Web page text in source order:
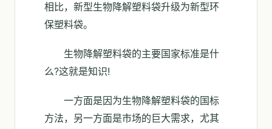
相比，新型生物降解塑料袋升级为新型环
保塑料袋。
生物降解塑料袋的主要国家标准是什
么?这就是知识!
一方面是因为生物降解塑料袋的国标
方法，另一方面是市场的巨大需求，尤其